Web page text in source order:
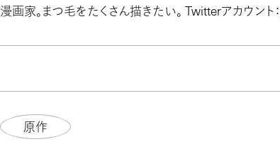
漫画家。まつ毛をたくさん描きたい。 Twitterアカウント：
原作